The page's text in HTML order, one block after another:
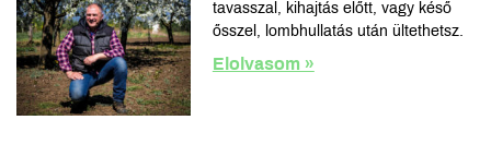
tavasszal, kihajtás előtt, vagy késő
ősszel, lombhullatás után ültethetsz.
Elolvasom »